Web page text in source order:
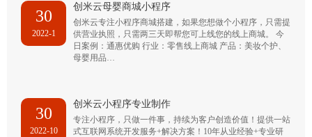
30
2022-1
创米云母婴商城小程序
创米云专注小程序商城搭建，如果您想做个小程序，只需提
供营业执照，只需两三天即帮您可上线您的线上商城。 今
日案例：通惠优购 行业：零售线上商城 产品：美妆个护、
母婴用品…
30
2022-10
创米云小程序专业制作
专注小程序，只做一件事，持续为客户创造价值！提供一站
式互联网系统开发服务+解决方案！10年从业经验+专业研